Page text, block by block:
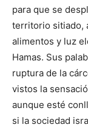
para que se
territorio sitiado,
alimentos y luz
Hamas. Sus
ruptura de la
vistos la
aunque esté
si la sociedad